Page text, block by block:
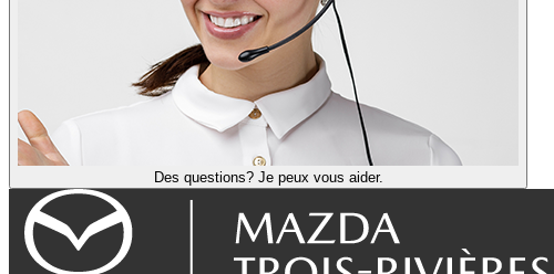
Des questions? Je peux vous aider.